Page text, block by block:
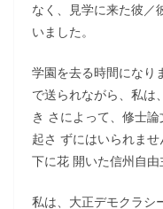
なく、見学に来た彼／
いました。
学園を去る時間になり
で送られながら、私は
き さによって、修士
起さ ずにはいられま
下に花 開いた信州自由
私は、大正デモクラシ